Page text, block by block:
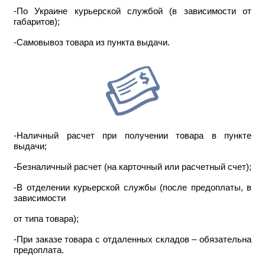
-По Украине курьерской службой (в зависимости от
габаритов);
-Самовывоз товара из пункта выдачи.
-Наличный расчет при получении товара в пункте
выдачи;
-Безналичный расчет (на карточный или расчетный счет);
-В отделении курьерской службы (после предоплаты, в
зависимости
от типа товара);
-При заказе товара с отдаленных складов – обязательна
предоплата.